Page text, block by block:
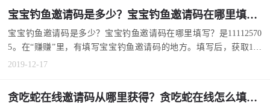
宝宝钓鱼邀请码是多少？宝宝钓鱼邀请码在哪里填写？
宝宝钓鱼邀请码是多少？宝宝钓鱼邀请码在哪里填写？是11112570
5。在“赚赚”里，有填写宝宝钓鱼邀请码的地方。填写后，获取100
0...
2019-12-17
贪吃蛇在线邀请码从哪里获得？贪吃蛇在线怎么填写邀请码？